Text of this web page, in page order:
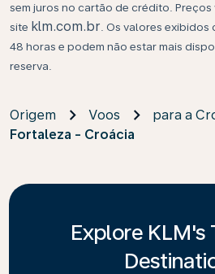
sem juros no cartão de crédito.
site klm.com.br . Os valores
48 horas e podem não estar mais
reserva.
Origem Voos
para a
Fortaleza - Croácia
Explore KLM's